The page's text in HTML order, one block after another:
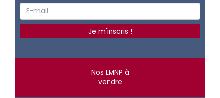
Nos LMNP à
vendre